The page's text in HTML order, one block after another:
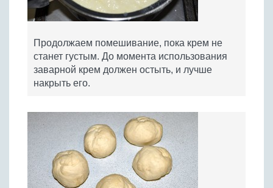
Продолжаем помешивание, пока крем не
станет густым. До момента использования
заварной крем должен остыть, и лучше
накрыть его.